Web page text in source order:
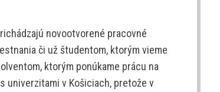
novootvorené pracovné
či už študentom, ktorým vieme
ktorým ponúkame prácu na
univerzitami v Košiciach, pretože v